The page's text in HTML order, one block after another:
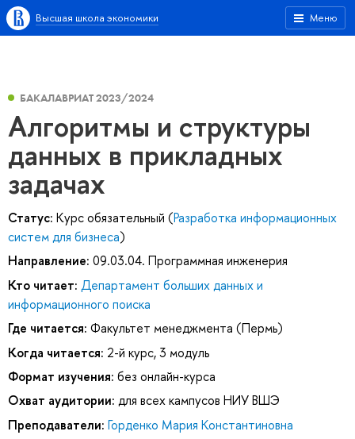
Меню
Высшая школа экономики
БАКАЛАВРИАТ 2023/2024
Алгоритмы и структуры
данных в прикладных
задачах
Статус: Курс обязательный (Разработка информационных
систем для бизнеса)
Направление: 09.03.04. Программная инженерия
Кто читает: Департамент больших данных и
информационного поиска
Где читается: Факультет менеджмента (Пермь)
Когда читается: 2-й курс, 3 модуль
Формат изучения: без онлайн-курса
Охват аудитории: для всех кампусов НИУ ВШЭ
Преподаватели: Горденко Мария Константиновна